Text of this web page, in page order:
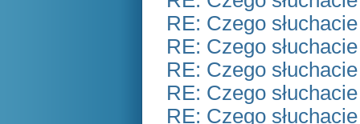
RE: Czego
RE: Czego
RE: Czego
RE: Czego
RE: Czego